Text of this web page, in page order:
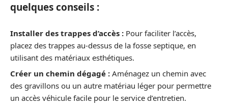
quelques conseils :
Installer des trappes d’accès : Pour faciliter l’accès,
placez des trappes au-dessus de la fosse septique, en
utilisant des matériaux esthétiques.
Créer un chemin dégagé : Aménagez un chemin avec
des gravillons ou un autre matériau léger pour permettre
un accès véhicule facile pour le service d’entretien.